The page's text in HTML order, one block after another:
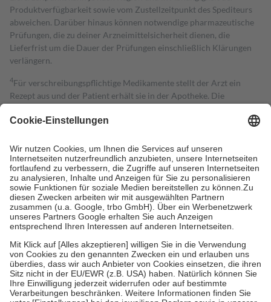
Produktverfügbarkeit sowie vom Zustellzeitpunkt des Spediteurs
abweichen. Darüber hinaus können notwendige pharmazeutische
Prüfungen, die zu deiner Arzneimittelsicherheit dienen, die
Lieferfrist um die Dauer der Prüfungen einschließlich Klärungen
verlängern.
4Für verschreibungspflichtige Medikamente stellt der Arzt ein
Rezept aus und der Patient erhält sie in der Apotheke. Die
Kosten dafür, der Versicherte trägt einen Teil davon als Zuzahlung
Grundsätzlich leisten Mitglieder Zuzahlungen in Höhe von zehn
Prozent des Abgabepreises,mindestensjedochfünf Euround
höchstens zehn Euro.Es sind jedoch nie mehr als die tatsächlichen
Kosten der Leistung zu entrichten.
Diese Regeln gelten grundsätzlich auch für Online-Apotheken.
Bei Heilmitteln und häuslicher Krankenpflege beträgt die
Zuzahlung zehn Prozent der Kosten sowie zehn Euro je
Um das Engagement der Versicherten für ihre eigene Gesundheit zu
stärken und die besondere Stellung der Familie zu unterstützen,
fallenkeine Zuzahlungen an bei:
• Kindern und Jugendlichen bis zum vollendeten 18. Lebensjahr
mit Ausnahme der Fahrkosten